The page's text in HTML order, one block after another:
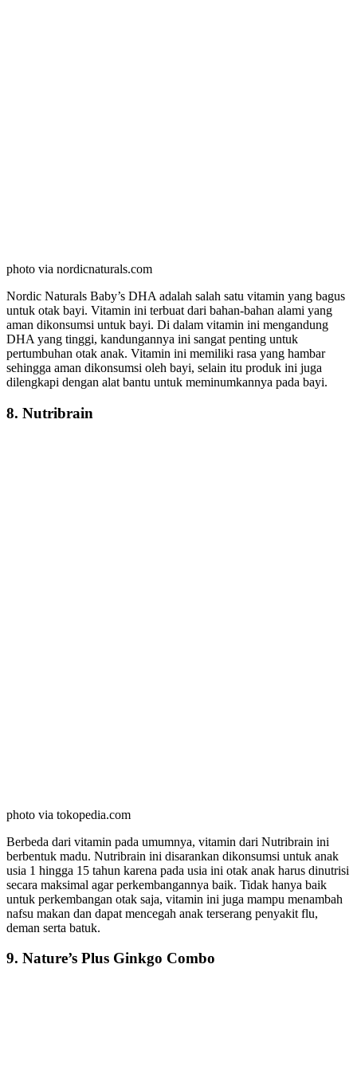
photo via nordicnaturals.com
Nordic Naturals Baby’s DHA adalah salah satu vitamin yang bagus
untuk otak bayi. Vitamin ini terbuat dari bahan-bahan alami yang
aman dikonsumsi untuk bayi. Di dalam vitamin ini mengandung
DHA yang tinggi, kandungannya ini sangat penting untuk
pertumbuhan otak anak. Vitamin ini memiliki rasa yang hambar
sehingga aman dikonsumsi oleh bayi, selain itu produk ini juga
dilengkapi dengan alat bantu untuk meminumkannya pada bayi.
8. Nutribrain
photo via tokopedia.com
Berbeda dari vitamin pada umumnya, vitamin dari Nutribrain ini
berbentuk madu. Nutribrain ini disarankan dikonsumsi untuk anak
usia 1 hingga 15 tahun karena pada usia ini otak anak harus dinutrisi
secara maksimal agar perkembangannya baik. Tidak hanya baik
untuk perkembangan otak saja, vitamin ini juga mampu menambah
nafsu makan dan dapat mencegah anak terserang penyakit flu,
deman serta batuk.
9. Nature’s Plus Ginkgo Combo